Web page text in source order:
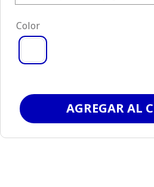
Color
AGREGAR AL